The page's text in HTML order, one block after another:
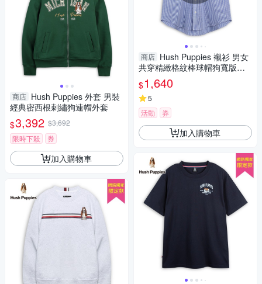
商店 Hush Puppies 外套 男裝
經典密西根刺繡狗連帽外套
$3,392 $3,692
限時下殺
券
加入購物車
商店 Hush Puppies 襯衫 男女
共穿精緻格紋棒球帽狗寬版短
袖襯衫
$1,640
5
活動
券
加入購物車